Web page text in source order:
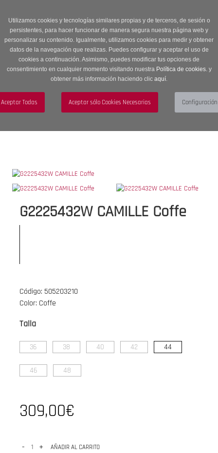
Utilizamos cookies y tecnologías similares propias y de terceros, de sesión o
persistentes, para hacer funcionar de manera segura nuestra página web y
personalizar su contenido. Igualmente, utilizamos cookies para medir y obtener
datos de la navegación que realizas. Puedes configurar y aceptar el uso de
cookies a continuación. Asimismo, puedes modificar tus opciones de
consentimiento en cualquier momento visitando nuestra Política de cookies.y
obtener más información haciendo clic aquí.
descuento en Sección OUTLET con código OUTLET20
navigation
Menú
G2225432W CAMILLE Coffe
Código: 505203210
Color: Coffe
Talla
36 38 40 42 44
46 48
309,00€
- + AÑADIR AL CARRITO